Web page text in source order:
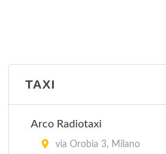
via Carlo Farini 70, Milano
TAXI
Arco Radiotaxi
via Orobia 3, Milano